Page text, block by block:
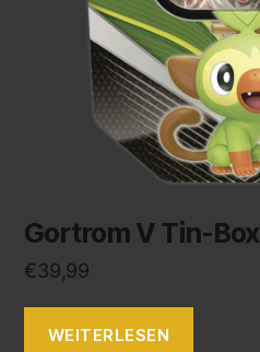
Gortrom V Tin-Box
€39,99
WEITERLESEN